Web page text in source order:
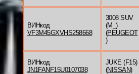
ВИНкод
VF3M45GXVHS258668
3008 SUV
(M_)
(PEUGEOT
)
ВИНкод
JN1FANF15U0107038
JUKE (F15)
(NISSAN)